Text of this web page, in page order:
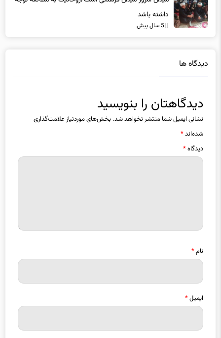
5 سال پیش
نشانی ایمیل شما منتشر نخواهد شد.بخش‌های موردنیاز علامت‌گذاری
شده‌اند*
دیدگاه*
ایمیل*
ذخیره نام، ایمیل و وبسایت من در مرورگر برای زمانی که دوباره دیدگاهی